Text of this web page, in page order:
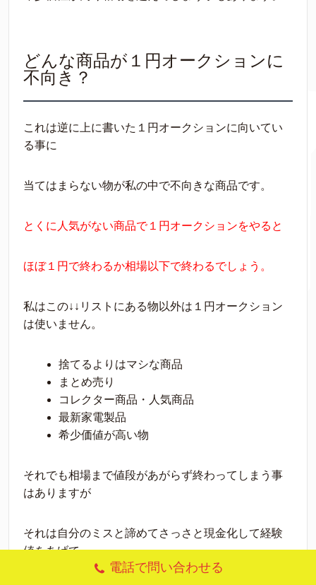
どんな商品が１円オークションに
不向き？
これは逆に上に書いた１円オークションに向いてい
る事に
当てはまらない物が私の中で不向きな商品です。
とくに人気がない商品で１円オークションをやると
ほぼ１円で終わるか相場以下で終わるでしょう。
私はこの↓↓リストにある物以外は１円オークション
は使いません。
捨てるよりはマシな商品
まとめ売り
コレクター商品・人気商品
最新家電製品
希少価値が高い物
それでも相場まで値段があがらず終わってしまう事
はありますが
それは自分のミスと諦めてさっさと現金化して経験
値をあげて
電話で問い合わせる